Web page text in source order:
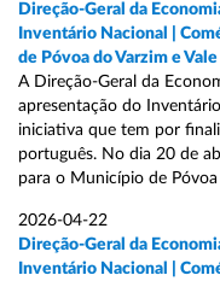
Direção-Geral da
Inventário Nacional |
de Póvoa do Varzim e
A Direção-Geral da
apresentação do
iniciativa que tem por
português. No dia 20 de
para o Município de
2026-04-22
Direção-Geral da
Inventário Nacional |